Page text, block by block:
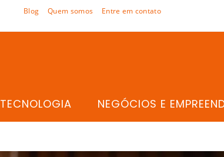
Blog Quem somos Entre em contato
TECNOLOGIA NEGÓCIOS E